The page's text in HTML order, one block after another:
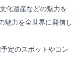
文化遺産などの魅力を
魅力を全世界に発信し
定のスポットやコン